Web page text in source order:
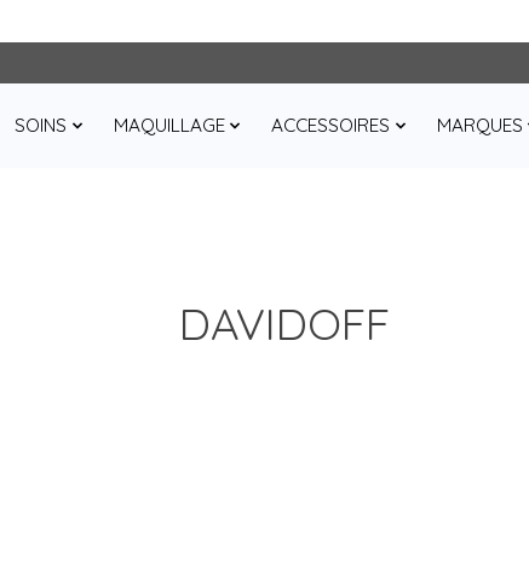
SOINS MAQUILLAGE ACCESSOIRES MARQUES
DAVIDOFF